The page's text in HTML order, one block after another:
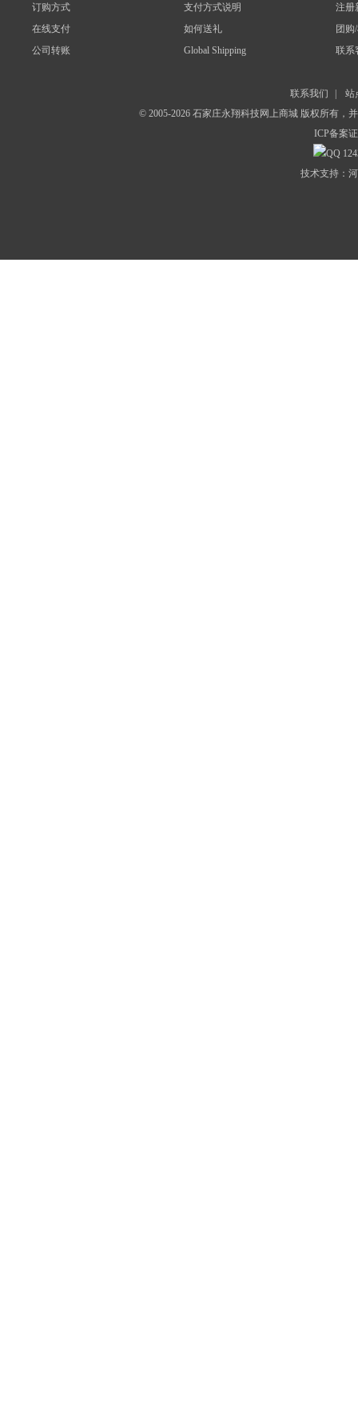
订购方式
在线支付
公司转账
支付方式说明
如何送礼
Global Shipping
注册
团购
联系
联系我们
站
© 2005-2026 石家庄永翔科技网上商城 版权所有，
ICP备案
技术支持：